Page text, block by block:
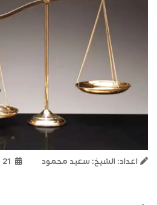
اعداد: الشيخ: سعيد محمود